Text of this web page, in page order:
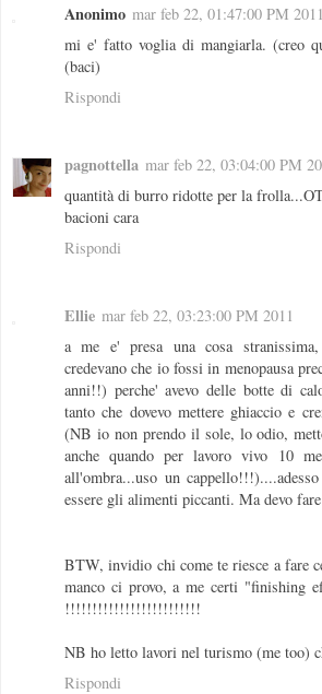
Anonimo mar feb 22, 01:47:00 PM 2011
mi e' fatto voglia di mangiarla. (creo
(baci)
Rispondi
pagnottella mar feb 22, 03:04:00 PM
quantità di burro ridotte per la
bacioni cara
Rispondi
Ellie mar feb 22, 03:23:00 PM 2011
a me e' presa una cosa
credevano che io fossi in menopausa
anni!!) perche' avevo delle botte di
tanto che dovevo mettere ghiaccio e
(NB io non prendo il sole, lo odio,
anche quando per lavoro vivo 10
all'ombra...uso un
essere gli alimenti piccanti. Ma devo
BTW, invidio chi come te riesce a fare
manco ci provo, a me certi "finishing
!!!!!!!!!!!!!!!!!!!!!!!!!
NB ho letto lavori nel turismo (me too)
Rispondi